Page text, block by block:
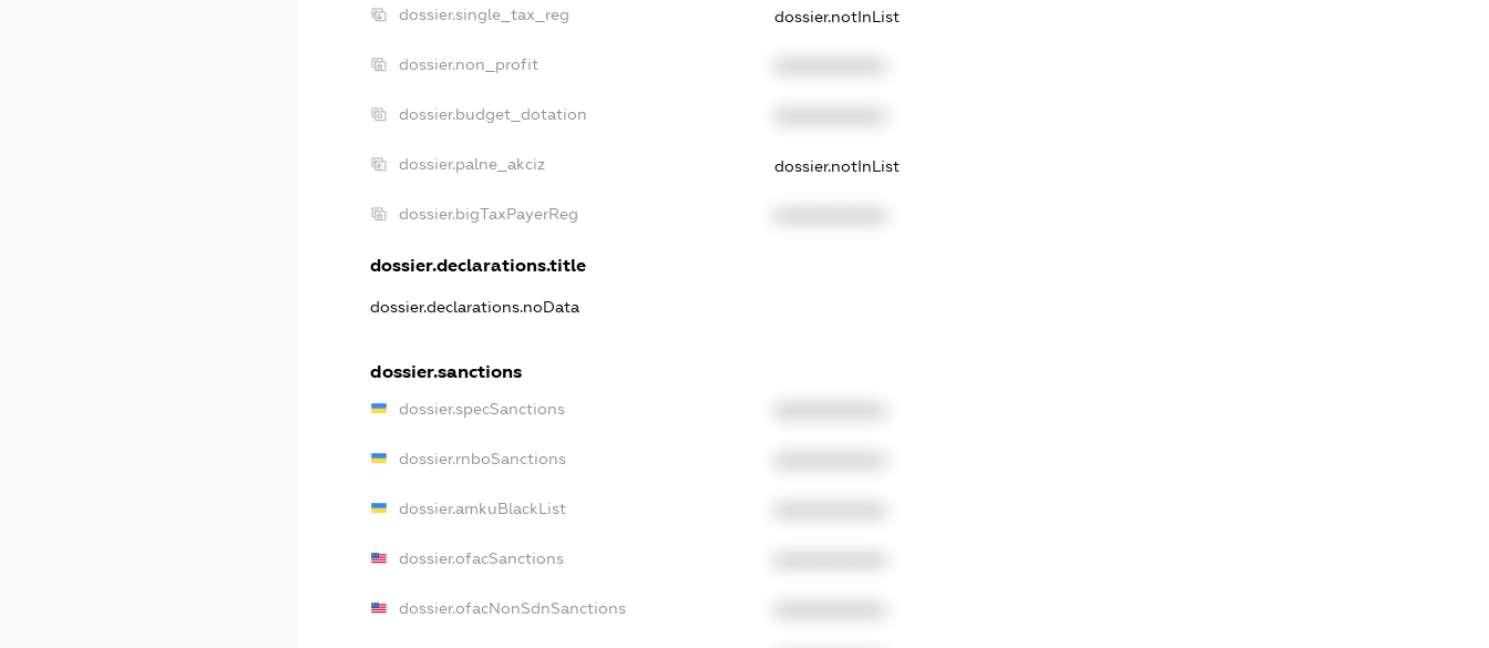
dossier.single_tax_reg dossier.notInList
dossier.non_profit
dossier.budget_dotation
dossier.palne_akciz dossier.notInList
dossier.bigTaxPayerReg
dossier.declarations.title
dossier.declarations.noData
dossier.sanctions
dossier.specSanctions
dossier.rnboSanctions
dossier.amkuBlackList
dossier.ofacSanctions
dossier.ofacNonSdnSanctions